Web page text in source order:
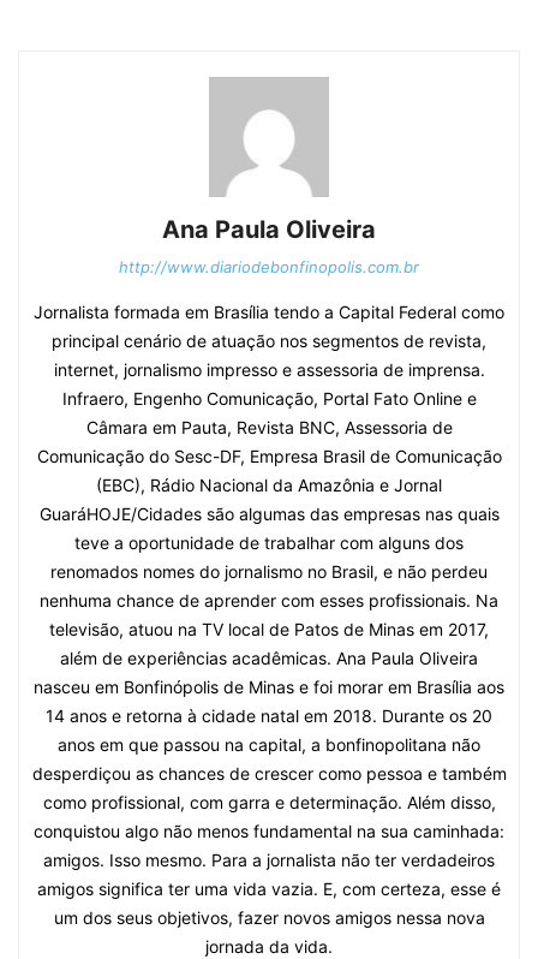
Ana Paula Oliveira
http://www.diariodebonfinopolis.com.br
Jornalista formada em Brasília tendo a Capital Federal como
principal cenário de atuação nos segmentos de revista,
internet, jornalismo impresso e assessoria de imprensa.
Infraero, Engenho Comunicação, Portal Fato Online e
Câmara em Pauta, Revista BNC, Assessoria de
Comunicação do Sesc-DF, Empresa Brasil de Comunicação
(EBC), Rádio Nacional da Amazônia e Jornal
GuaráHOJE/Cidades são algumas das empresas nas quais
teve a oportunidade de trabalhar com alguns dos
renomados nomes do jornalismo no Brasil, e não perdeu
nenhuma chance de aprender com esses profissionais. Na
televisão, atuou na TV local de Patos de Minas em 2017,
além de experiências acadêmicas. Ana Paula Oliveira
nasceu em Bonfinópolis de Minas e foi morar em Brasília aos
14 anos e retorna à cidade natal em 2018. Durante os 20
anos em que passou na capital, a bonfinopolitana não
desperdiçou as chances de crescer como pessoa e também
como profissional, com garra e determinação. Além disso,
conquistou algo não menos fundamental na sua caminhada:
amigos. Isso mesmo. Para a jornalista não ter verdadeiros
amigos significa ter uma vida vazia. E, com certeza, esse é
um dos seus objetivos, fazer novos amigos nessa nova
jornada da vida.